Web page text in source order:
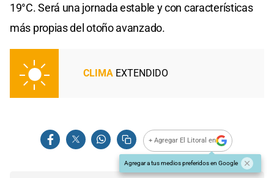
19°C. Será una jornada estable y con características
más propias del otoño avanzado.
CLIMA EXTENDIDO
+ Agregar El Litoral en
Agregar a tus medios preferidos en Google